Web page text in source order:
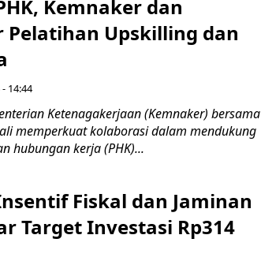
Kemnaker dan
Pelatihan Upskilling dan
14:44
Ketenagakerjaan (Kemnaker) bersama
memperkuat kolaborasi dalam mendukung
hubungan kerja (PHK)...
Fiskal dan Jaminan
Target Investasi Rp314